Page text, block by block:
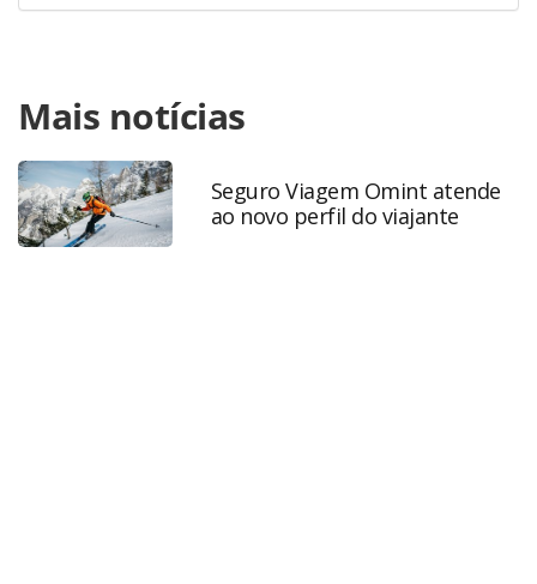
https://www.panrotas.com.br/viagens-
corporativas/aviacao/2018/08/united-lanca-novo-
programa-de-fidelidade-corporativo_157895.html ou as
ferramentas oferecidas na página. Todo o conteúdo
produzido pela PANROTAS Editora é protegido pela
legislação brasileira sobre direito autoral. Não reproduza o
Mais notícias
Seguro Viagem Omint atende
ao novo perfil do viajante